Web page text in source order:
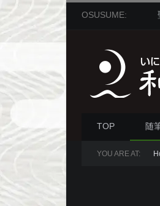
OSUSUME:
TOP 随
YOU ARE AT: